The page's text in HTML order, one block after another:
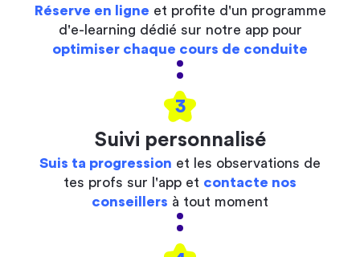
Réserve en ligne et profite d'un programme
d'e-learning dédié sur notre app pour
optimiser chaque cours de conduite
3
Suivi personnalisé
Suis ta progression et les observations de
tes profs sur l'app et contacte nos
conseillers à tout moment